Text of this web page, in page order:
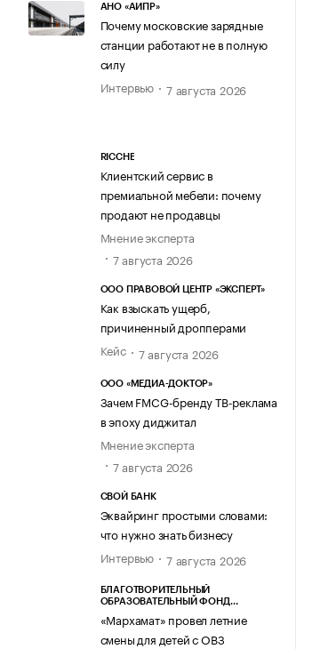
АНО «АИПР»
Почему московские зарядные
станции работают не в полную
силу
Интервью
7 августа 2026
RICCHE
Клиентский сервис в
премиальной мебели: почему
продают не продавцы
Мнение эксперта
7 августа 2026
ООО ПРАВОВОЙ ЦЕНТР «ЭКСПЕРТ»
Как взыскать ущерб,
причиненный дропперами
Кейс
7 августа 2026
ООО «МЕДИА-ДОКТОР»
Зачем FMCG-бренду ТВ-реклама
в эпоху диджитал
Мнение эксперта
7 августа 2026
СВОЙ БАНК
Эквайринг простыми словами:
что нужно знать бизнесу
Интервью
7 августа 2026
БЛАГОТВОРИТЕЛЬНЫЙ
ОБРАЗОВАТЕЛЬНЫЙ ФОНД
«Мархамат» провел летние
смены для детей с ОВЗ